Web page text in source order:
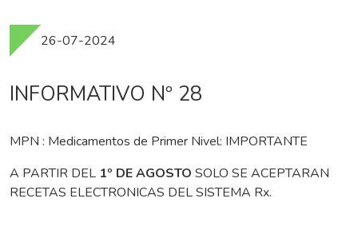
26-07-2024
INFORMATIVO Nº 28
MPN : Medicamentos de Primer Nivel: IMPORTANTE
A PARTIR DEL 1º DE AGOSTO SOLO SE ACEPTARAN
RECETAS ELECTRONICAS DEL SISTEMA Rx.